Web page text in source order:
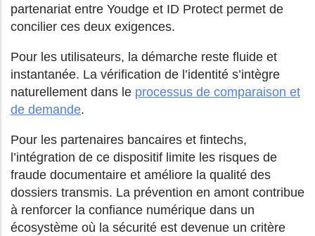
partenariat entre Youdge et ID Protect permet de
concilier ces deux exigences.
Pour les utilisateurs, la démarche reste fluide et
instantanée. La vérification de l’identité s’intègre
naturellement dans le processus de comparaison et
de demande.
Pour les partenaires bancaires et fintechs,
l’intégration de ce dispositif limite les risques de
fraude documentaire et améliore la qualité des
dossiers transmis. La prévention en amont contribue
à renforcer la confiance numérique dans un
écosystème où la sécurité est devenue un critère